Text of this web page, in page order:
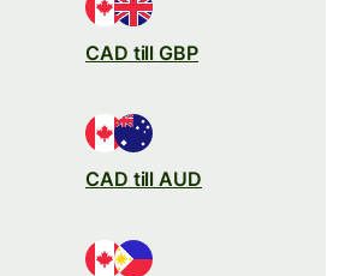
CAD till GBP
CAD till AUD